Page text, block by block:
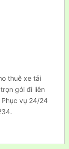
thuê xe tải
gói đi liên
vụ 24/24